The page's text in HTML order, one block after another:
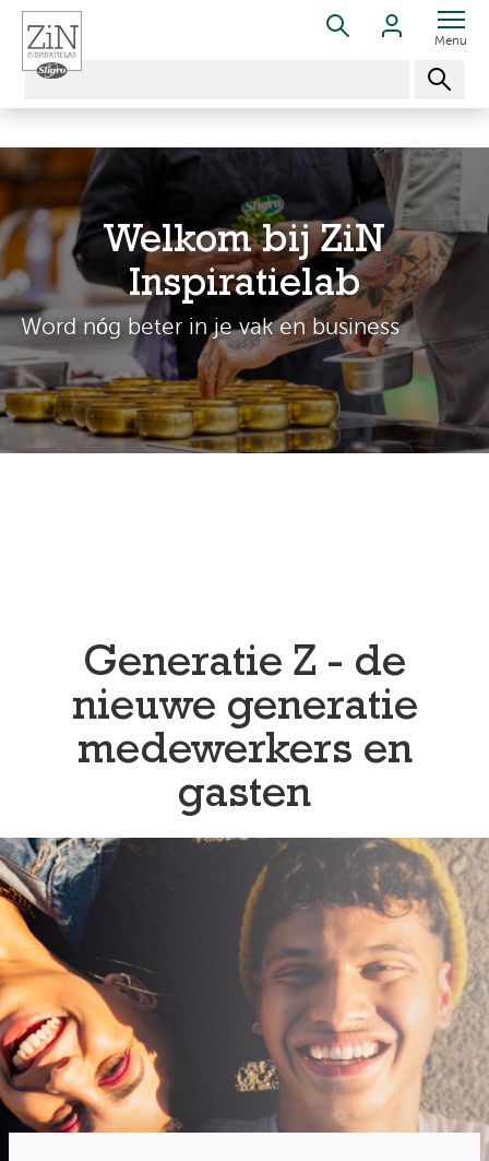
Menu
Welkom bij ZiN
Inspiratielab
Word nóg beter in je vak en business
Generatie Z - de
nieuwe generatie
medewerkers en
gasten